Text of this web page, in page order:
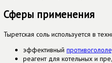
Сферы применения
Тыретская соль используется в
эффективный
реагент для котельных и